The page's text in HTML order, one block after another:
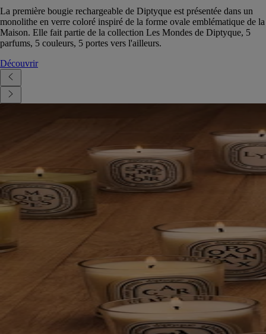
La première bougie rechargeable de Diptyque est présentée dans un
monolithe en verre coloré inspiré de la forme ovale emblématique de la
Maison. Elle fait partie de la collection Les Mondes de Diptyque, 5
parfums, 5 couleurs, 5 portes vers l'ailleurs.
Découvrir